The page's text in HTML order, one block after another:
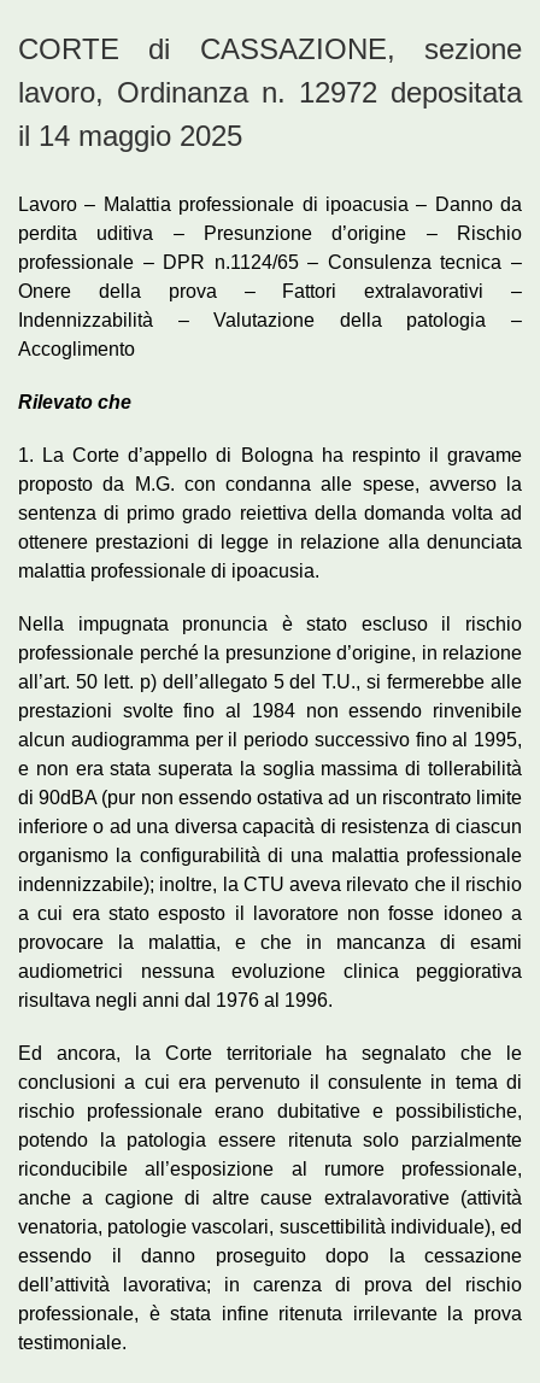
CORTE di CASSAZIONE, sezione
lavoro, Ordinanza n. 12972 depositata
il 14 maggio 2025
Lavoro – Malattia professionale di ipoacusia – Danno da
perdita uditiva – Presunzione d’origine – Rischio
professionale – DPR n.1124/65 – Consulenza tecnica –
Onere della prova – Fattori extralavorativi –
Indennizzabilità – Valutazione della patologia –
Accoglimento
Rilevato che
1. La Corte d’appello di Bologna ha respinto il gravame
proposto da M.G. con condanna alle spese, avverso la
sentenza di primo grado reiettiva della domanda volta ad
ottenere prestazioni di legge in relazione alla denunciata
malattia professionale di ipoacusia.
Nella impugnata pronuncia è stato escluso il rischio
professionale perché la presunzione d’origine, in relazione
all’art. 50 lett. p) dell’allegato 5 del T.U., si fermerebbe alle
prestazioni svolte fino al 1984 non essendo rinvenibile
alcun audiogramma per il periodo successivo fino al 1995,
e non era stata superata la soglia massima di tollerabilità
di 90dBA (pur non essendo ostativa ad un riscontrato limite
inferiore o ad una diversa capacità di resistenza di ciascun
organismo la configurabilità di una malattia professionale
indennizzabile); inoltre, la CTU aveva rilevato che il rischio
a cui era stato esposto il lavoratore non fosse idoneo a
provocare la malattia, e che in mancanza di esami
audiometrici nessuna evoluzione clinica peggiorativa
risultava negli anni dal 1976 al 1996.
Ed ancora, la Corte territoriale ha segnalato che le
conclusioni a cui era pervenuto il consulente in tema di
rischio professionale erano dubitative e possibilistiche,
potendo la patologia essere ritenuta solo parzialmente
riconducibile all’esposizione al rumore professionale,
anche a cagione di altre cause extralavorative (attività
venatoria, patologie vascolari, suscettibilità individuale), ed
essendo il danno proseguito dopo la cessazione
dell’attività lavorativa; in carenza di prova del rischio
professionale, è stata infine ritenuta irrilevante la prova
testimoniale.